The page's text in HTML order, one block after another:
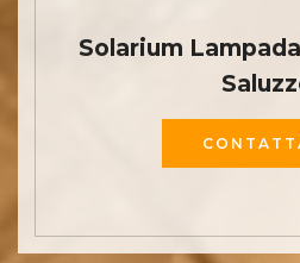
Solarium